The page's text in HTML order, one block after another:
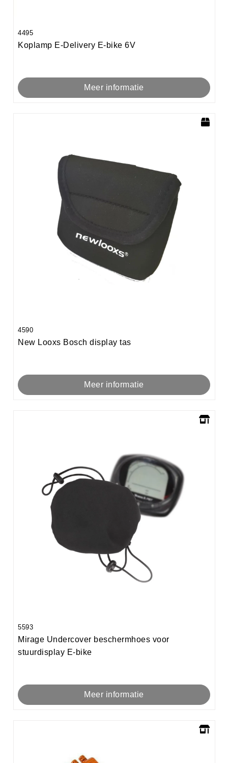
4495
Koplamp E-Delivery E-bike 6V
Meer informatie
4590
New Looxs Bosch display tas
Meer informatie
5593
Mirage Undercover beschermhoes voor
stuurdisplay E-bike
Meer informatie